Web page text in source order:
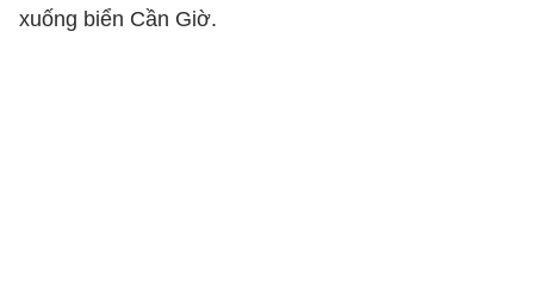
xuống biển Cần Giờ.